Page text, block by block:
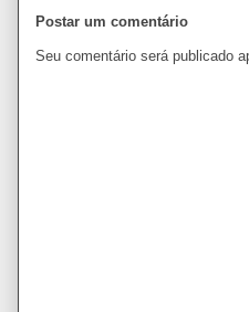
Postar um comentário
Seu comentário será publicado